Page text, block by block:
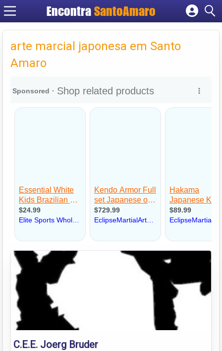
Encontra SantoAmaro
Cadastrar empresa
Criar conta
arte marcial japonesa em Santo
Amaro
C.E.E. Joerg Bruder